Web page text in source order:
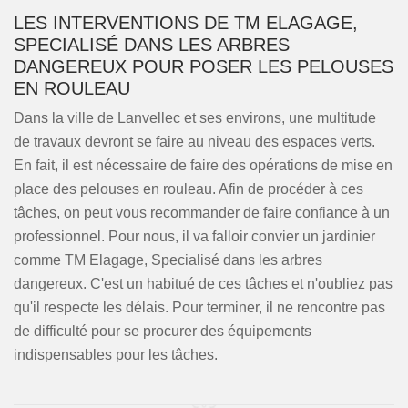
LES INTERVENTIONS DE TM ELAGAGE,
SPECIALISÉ DANS LES ARBRES
DANGEREUX POUR POSER LES PELOUSES
EN ROULEAU
Dans la ville de Lanvellec et ses environs, une multitude
de travaux devront se faire au niveau des espaces verts.
En fait, il est nécessaire de faire des opérations de mise en
place des pelouses en rouleau. Afin de procéder à ces
tâches, on peut vous recommander de faire confiance à un
professionnel. Pour nous, il va falloir convier un jardinier
comme TM Elagage, Specialisé dans les arbres
dangereux. C'est un habitué de ces tâches et n'oubliez pas
qu'il respecte les délais. Pour terminer, il ne rencontre pas
de difficulté pour se procurer des équipements
indispensables pour les tâches.